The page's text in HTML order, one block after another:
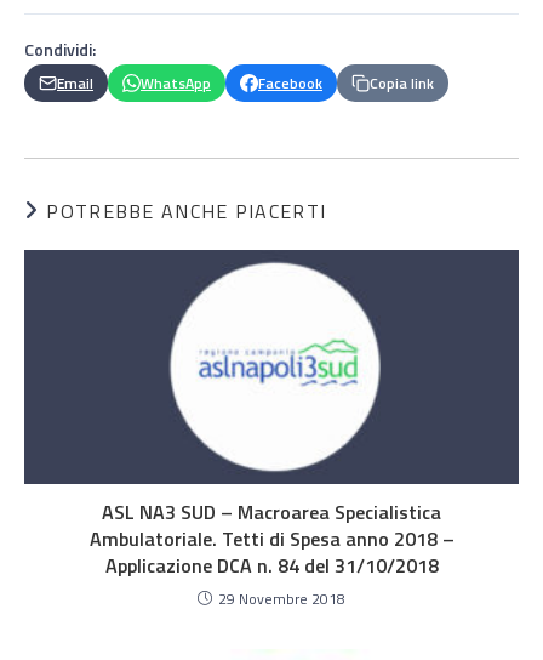
Condividi:
Email WhatsApp Facebook Copia link
POTREBBE ANCHE PIACERTI
ASL NA3 SUD – Macroarea Specialistica
Ambulatoriale. Tetti di Spesa anno 2018 –
Applicazione DCA n. 84 del 31/10/2018
29 Novembre 2018